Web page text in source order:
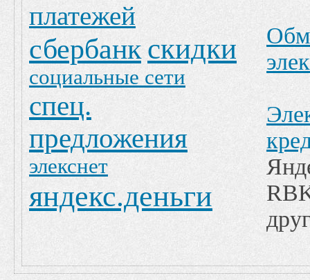
платежей
сбербанк скидки
социальные сети
спец.
предложения
элекснет
яндекс.деньги